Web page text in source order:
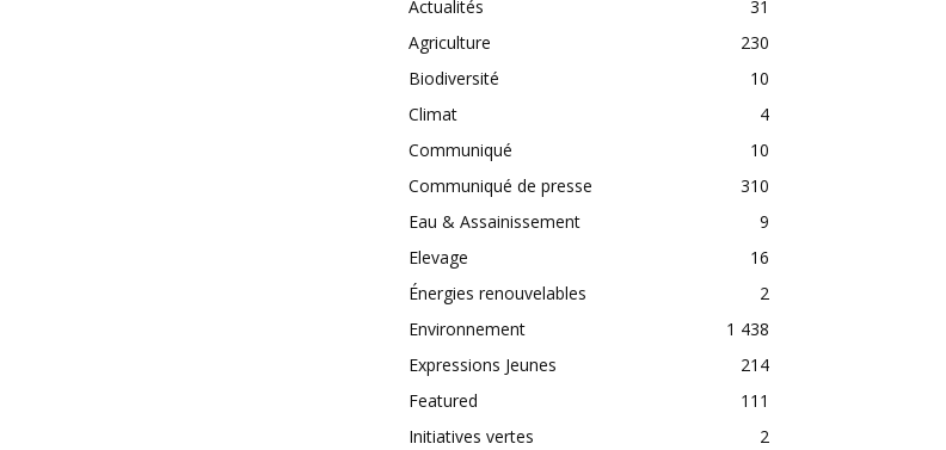
Actualités
31
Agriculture
230
Biodiversité
10
Climat
4
Communiqué
10
Communiqué de presse
310
Eau & Assainissement
9
Elevage
16
Énergies renouvelables
2
Environnement
1 438
Expressions Jeunes
214
Featured
111
Initiatives vertes
2